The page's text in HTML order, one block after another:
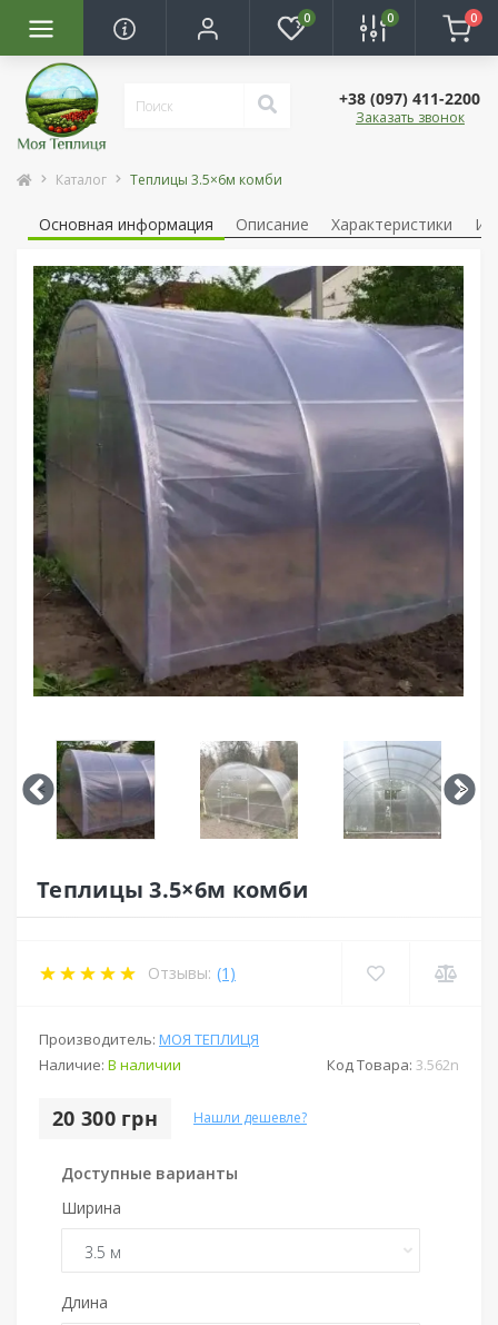
0 0 0
+38 (097) 411-2200
Заказать звонок
Каталог Теплицы 3.5×6м комби
Основная информация Описание Характеристики
< >
Теплицы 3.5×6м комби
Отзывы: (1)
Производитель: МОЯ ТЕПЛИЦЯ
Код Товара: 3.562n
Наличие: В наличии
20 300 грн Нашли дешевле?
Доступные варианты
Ширина
Длина